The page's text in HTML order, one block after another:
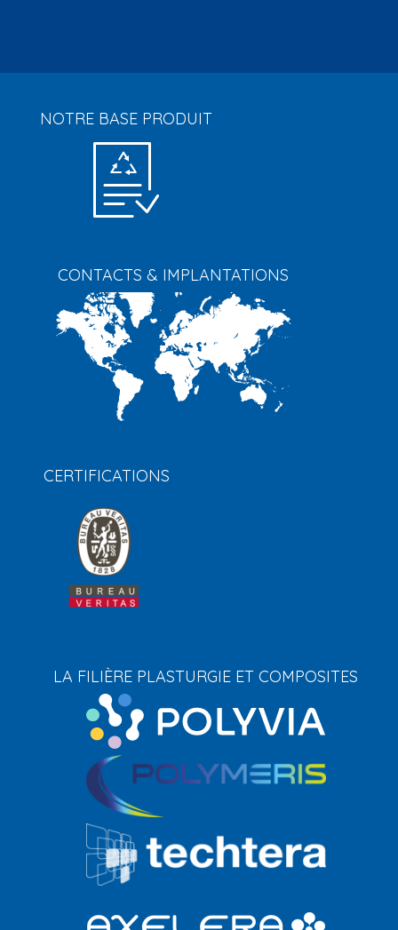
NOTRE BASE PRODUIT
CONTACTS & IMPLANTATIONS
CERTIFICATIONS
LA FILIÈRE PLASTURGIE ET COMPOSITES